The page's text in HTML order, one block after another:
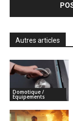
Autres articles
Domotique /
Equipements